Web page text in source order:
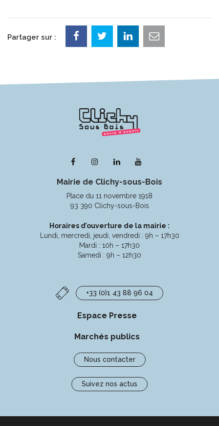
Partager sur :
Lien
le
compte
Facebook
Lien
le
compte
Instagram
Lien
le
compte
Linkedin
la
chaîne
Youtube
Mairie de Clichy-sous-Bois
Place du 11 novembre 1918
93 390 Clichy-sous-Bois
Horaires d’ouverture de la mairie :
Lundi, mercredi, jeudi, vendredi : 9h – 17h30
Mardi : 10h – 17h30
Samedi : 9h – 12h30
+33 (0)1 43 88 96 04
Espace Presse
Marchés publics
Nous contacter
Suivez nos actus